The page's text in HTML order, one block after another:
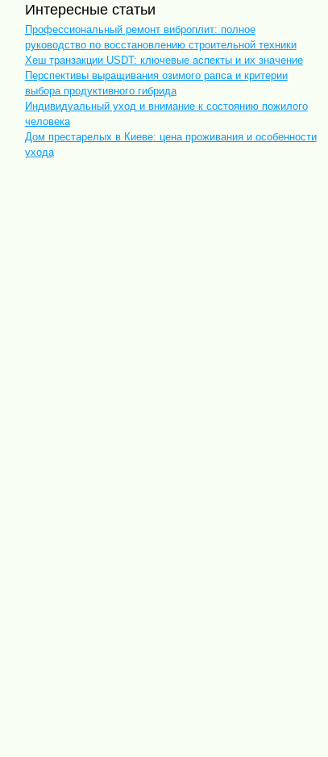
Интересные статьи
Профессиональный ремонт виброплит: полное
руководство по восстановлению строительной техники
Хеш транзакции USDT: ключевые аспекты и их значение
Перспективы выращивания озимого рапса и критерии
выбора продуктивного гибрида
Индивидуальный уход и внимание к состоянию пожилого
человека
Дом престарелых в Киеве: цена проживания и особенности
ухода